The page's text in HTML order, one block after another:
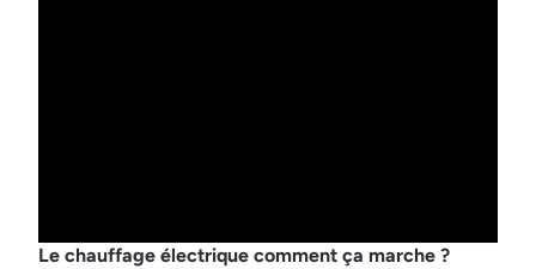
Le chauffage électrique comment ça marche ?